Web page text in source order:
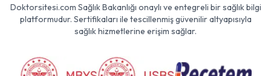
Doktorsitesi.com Sağlık Bakanlığı onaylı ve entegreli bir sağlık bilgi
platformudur. Sertifikaları ile tescillenmiş güvenilir altyapısıyla
sağlık hizmetlerine erişim sağlar.